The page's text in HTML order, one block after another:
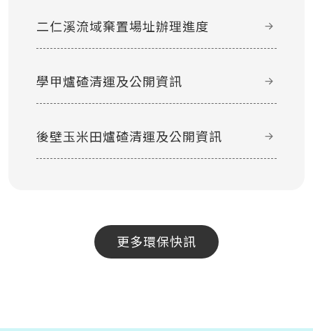
二仁溪流域棄置場址辦理進度
學甲爐碴清運及公開資訊
後壁玉米田爐碴清運及公開資訊
更多環保快訊